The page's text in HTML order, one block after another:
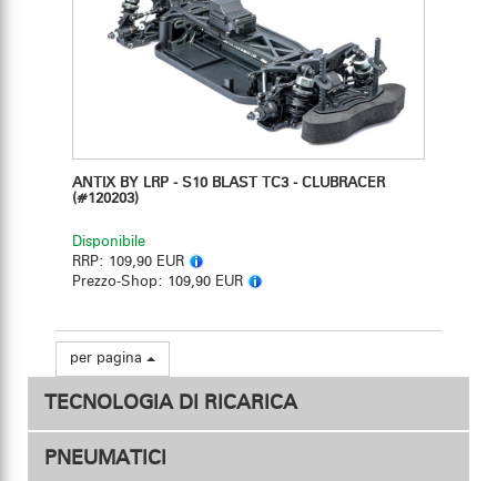
ANTIX BY LRP - S10 BLAST TC3 - CLUBRACER
(#120203)
Disponibile
RRP: 109,90 EUR
Prezzo-Shop: 109,90 EUR
per pagina
TECNOLOGIA DI RICARICA
PNEUMATICI